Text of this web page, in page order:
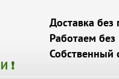
❗
Доставка
Работаем
Собственный